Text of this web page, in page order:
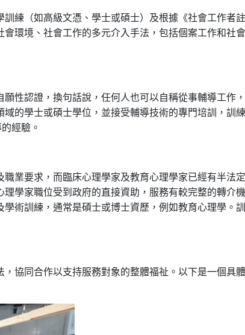
練（如高級文憑、學士或碩士）及根據《社會工作者
環境、社會工作的多元介入手法，包括個案工作和社
性認證，換句話說，任何人也可以自稱從事輔導工作
的學士或碩士學位，並接受輔導技術的專門培訓，訓
經驗。
業要求，而臨床心理學家及教育心理學家已經有半法
學家職位受到政府的直接資助，服務有較完整的轉介
術訓練，通常是碩士或博士資歷，例如教育心理學。
協同合作以支持服務對象的整體福祉。以下是一個具